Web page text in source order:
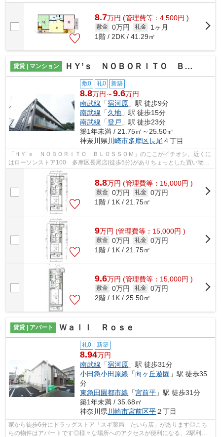
8.7万円 (管理費等：4,500円 )
敷金 0万円 礼金
1ヶ月
1階 / 2DK / 41.29㎡
賃貸 | マンション ＨＹ’ｓ ＮＯＢＯＲＩＴＯ ＢＬＯＳＳＯＭ
敷0 礼0 新築
8.8万円～9.6万円
南武線 「宿河原 」駅 徒歩9分
南武線 「久地 」駅 徒歩15分
南武線 「登戸 」駅 徒歩23分
築1年未満 / 21.75㎡～25.50㎡
神奈川県 川崎市多摩区長尾 ４丁目
「ＨＹ’ｓ ＮＯＢＯＲＩＴＯ ＢＬＯＳＳＯＭ」のここがイチオシ。近くに
はローソンストア100 多摩区長尾店(徒歩5分)がありちょっとした買い物に
便利です。こちらはマンションタイプ...
8.8万円 (管理費等：15,000円 )
敷金 0万円 礼金 0万円
1階 / 1K / 21.75㎡
9万円 (管理費等：15,000円 )
敷金 0万円 礼金 0万円
1階 / 1K / 21.75㎡
9.6万円 (管理費等：15,000円 )
敷金 0万円 礼金 0万円
2階 / 1K / 25.50㎡
賃貸 | アパート Ｗａｌｌ Ｒｏｓｅ
礼0 新築
8.94万円
南武線 「宿河原 」駅 徒歩31分
小田急小田原線 「向ヶ丘遊園 」駅 徒歩35
分
東急田園都市線 「宮前平 」駅 徒歩31分
築1年未満 / 35.68㎡
神奈川県 川崎市宮前区平２丁目
家から徒歩6分にドラッグストア「スギ薬局 たいら店」があります◎こち
らの物件はアパートです◎様々な場所へのアクセスが便利になる、2駅利用